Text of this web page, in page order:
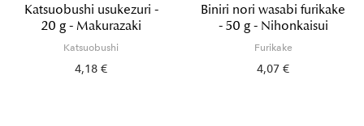
Katsuobushi usukezuri -
20 g - Makurazaki
Katsuobushi
4,18 €
Biniri nori wasabi furikake
- 50 g - Nihonkaisui
Furikake
4,07 €